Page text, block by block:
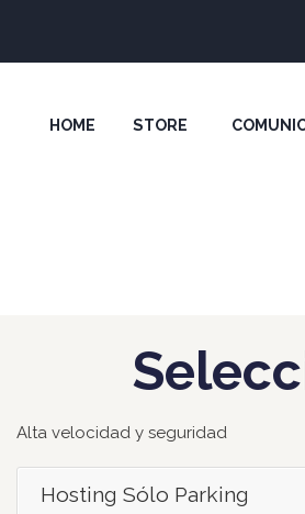
HOME STORE
Alta velocidad y seguridad
Hosting Sólo Parking